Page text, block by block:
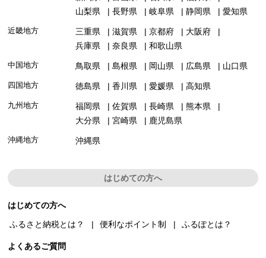
山梨県
長野県 岐阜県 静岡県 愛知県
近畿地方 三重県 滋賀県 京都府
大阪府
兵庫県
奈良県 和歌山県
中国地方 鳥取県 島根県 岡山県 広島県 山口県
四国地方 徳島県 香川県 愛媛県 高知県
九州地方 福岡県 佐賀県 長崎県
熊本県
大分県
宮崎県 鹿児島県
沖縄地方 沖縄県
はじめての方へ
はじめての方へ
ふるさと納税とは？
便利なポイント制 ふるぽとは？
よくあるご質問